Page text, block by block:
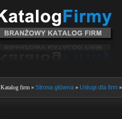
Katalog firm » Strona główna » Usługi dla firm »